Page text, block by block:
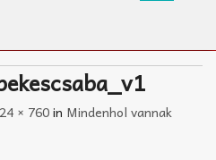
× 760in Mindenhol vannak